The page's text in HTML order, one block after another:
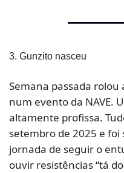
3. Gunzito nasceu
Semana passada
num evento da NAVE.
altamente profissa.
setembro de 2025 e
jornada de seguir o
ouvir resistências “tá